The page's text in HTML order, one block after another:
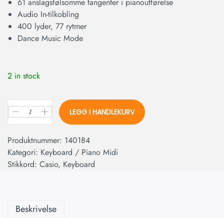
Audio In-tilkobling
400 lyder, 77 rytmer
Dance Music Mode
2 in stock
LEGG I HANDLEKURV
Produktnummer: 140184
Kategori: Keyboard / Piano Midi
Stikkord: Casio, Keyboard
Beskrivelse